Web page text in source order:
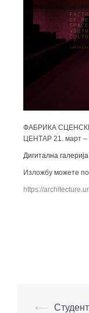
ФАБРИКА
ЦЕНТАР 21. март –
Дигитална
Изложбу можете
https://
⟵